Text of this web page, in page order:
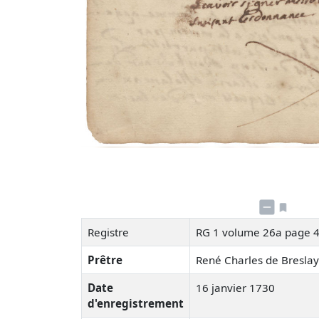
Registre
RG 1 volume 26a page
Prêtre
René Charles de
Date
d'enregistrement
16 janvier 1730